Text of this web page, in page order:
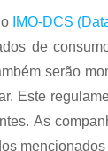
IMO-DCS
de
serão
Este
As